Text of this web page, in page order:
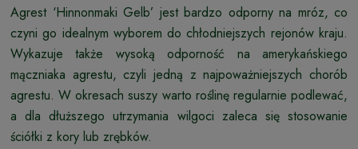
Agrest ‘Hinnonmaki Gelb’ jest bardzo odporny na mróz, co
czyni go idealnym wyborem do chłodniejszych rejonów kraju.
Wykazuje także wysoką odporność na amerykańskiego
mączniaka agrestu, czyli jedną z najpoważniejszych chorób
agrestu. W okresach suszy warto roślinę regularnie podlewać,
a dla dłuższego utrzymania wilgoci zaleca się stosowanie
ściółki z kory lub zrębków.